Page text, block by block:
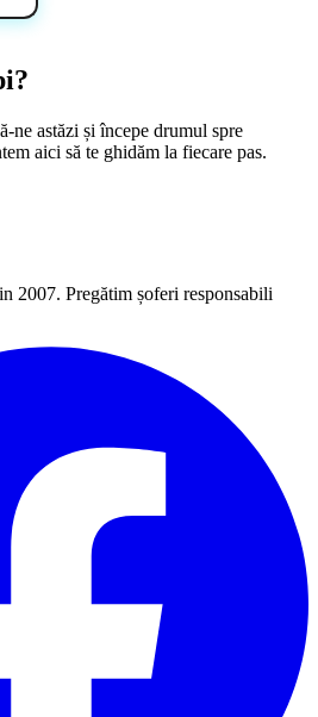
ne astăzi și începe drumul spre
aici să te ghidăm la fiecare pas.
2007. Pregătim șoferi responsabili